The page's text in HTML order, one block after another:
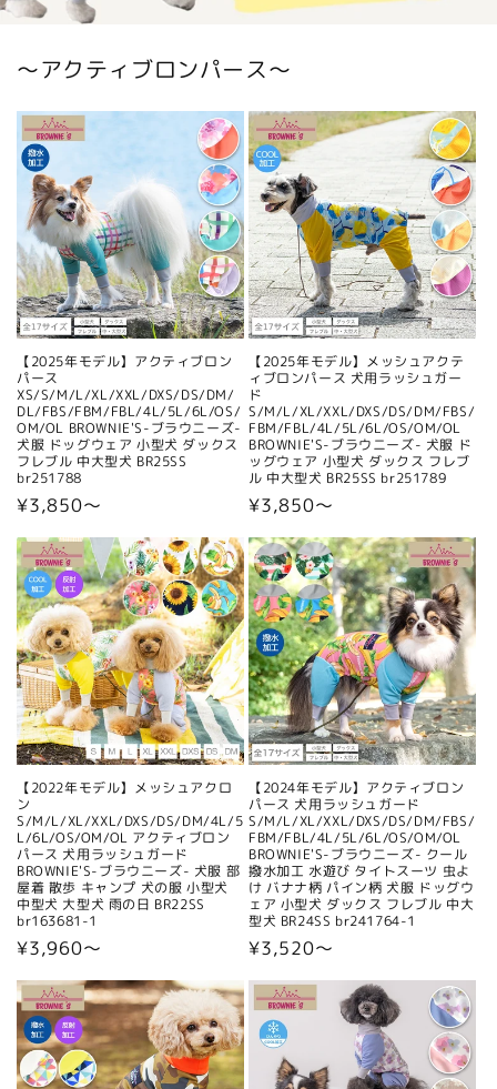
〜アクティブロンパース〜
【2025年モデル】アクティブロン
パース
XS/S/M/L/XL/XXL/DXS/DS/DM/
DL/FBS/FBM/FBL/4L/5L/6L/OS/
OM/OL BROWNIE'S-ブラウニーズ-
犬服 ドッグウェア 小型犬 ダックス
フレブル 中大型犬 BR25SS
br251788
通
常
価
格
¥3,850〜
【2025年モデル】メッシュアクテ
ィブロンパース 犬用ラッシュガー
ド
S/M/L/XL/XXL/DXS/DS/DM/FBS/
FBM/FBL/4L/5L/6L/OS/OM/OL
BROWNIE'S-ブラウニーズ- 犬服 ド
ッグウェア 小型犬 ダックス フレブ
ル 中大型犬 BR25SS br251789
通
常
価
格
¥3,850〜
【2022年モデル】メッシュアクロ
ン
S/M/L/XL/XXL/DXS/DS/DM/4L/5
L/6L/OS/OM/OL アクティブロン
パース 犬用ラッシュガード
BROWNIE'S-ブラウニーズ- 犬服 部
屋着 散歩 キャンプ 犬の服 小型犬
中型犬 大型犬 雨の日 BR22SS
br163681-1
通
常
価
格
¥3,960〜
【2024年モデル】アクティブロン
パース 犬用ラッシュガード
S/M/L/XL/XXL/DXS/DS/DM/FBS/
FBM/FBL/4L/5L/6L/OS/OM/OL
BROWNIE'S-ブラウニーズ- クール
撥水加工 水遊び タイトスーツ 虫よ
け バナナ柄 パイン柄 犬服 ドッグウ
ェア 小型犬 ダックス フレブル 中大
型犬 BR24SS br241764-1
通
常
価
格
¥3,520〜